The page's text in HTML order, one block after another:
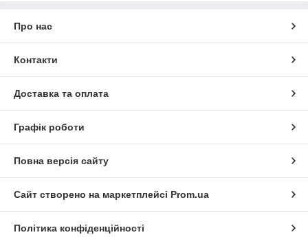
Про нас
Контакти
Доставка та оплата
Графік роботи
Повна версія сайту
Сайт створено на маркетплейсі Prom.ua
Політика конфіденційності